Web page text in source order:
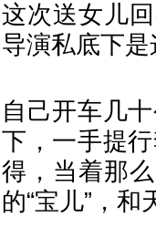
这次送女儿
导演私底下是
自己开车几
下，一手提
得，当着那
的“宝儿”，